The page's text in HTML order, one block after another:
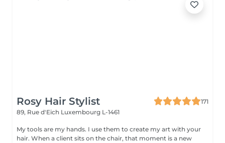
Rosy Hair Stylist
171
89, Rue d'Eich Luxembourg L-1461
My tools are my hands. I use them to create my art with your
hair. When a client sits on the chair, that moment is a new